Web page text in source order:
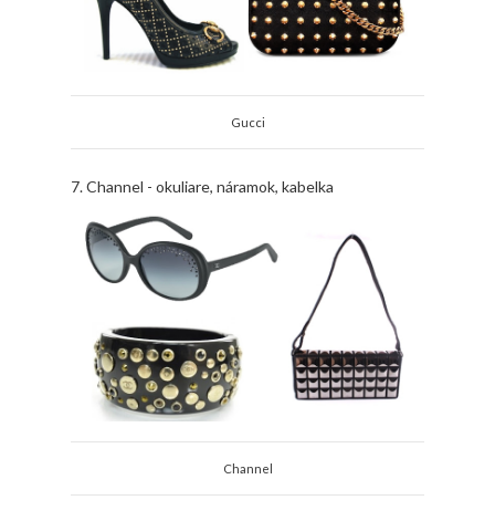
Gucci
7. Channel - okuliare, náramok, kabelka
Channel